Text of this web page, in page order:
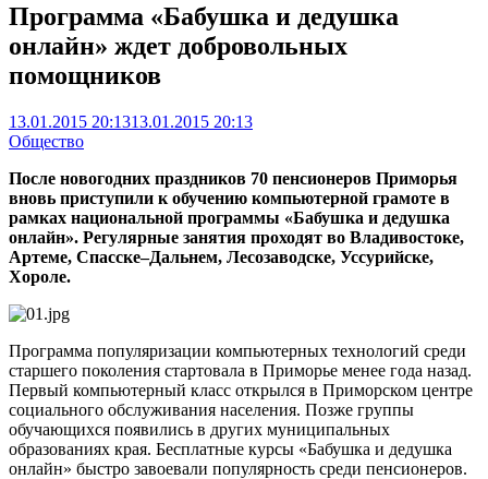
Программа «Бабушка и дедушка
онлайн» ждет добровольных
помощников
13.01.2015 20:1313.01.2015 20:13
Общество
После новогодних праздников 70 пенсионеров Приморья
вновь приступили к обучению компьютерной грамоте в
рамках национальной программы «Бабушка и дедушка
онлайн». Регулярные занятия проходят во Владивостоке,
Артеме, Спасске–Дальнем, Лесозаводске, Уссурийске,
Хороле.
Программа популяризации компьютерных технологий среди
старшего поколения стартовала в Приморье менее года назад.
Первый компьютерный класс открылся в Приморском центре
социального обслуживания населения. Позже группы
обучающихся появились в других муниципальных
образованиях края. Бесплатные курсы «Бабушка и дедушка
онлайн» быстро завоевали популярность среди пенсионеров.